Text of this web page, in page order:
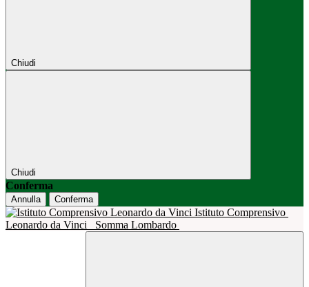
Chiudi
Chiudi
Conferma
Annulla Conferma
Istituto Comprensivo
Leonardo da Vinci
Somma Lombardo